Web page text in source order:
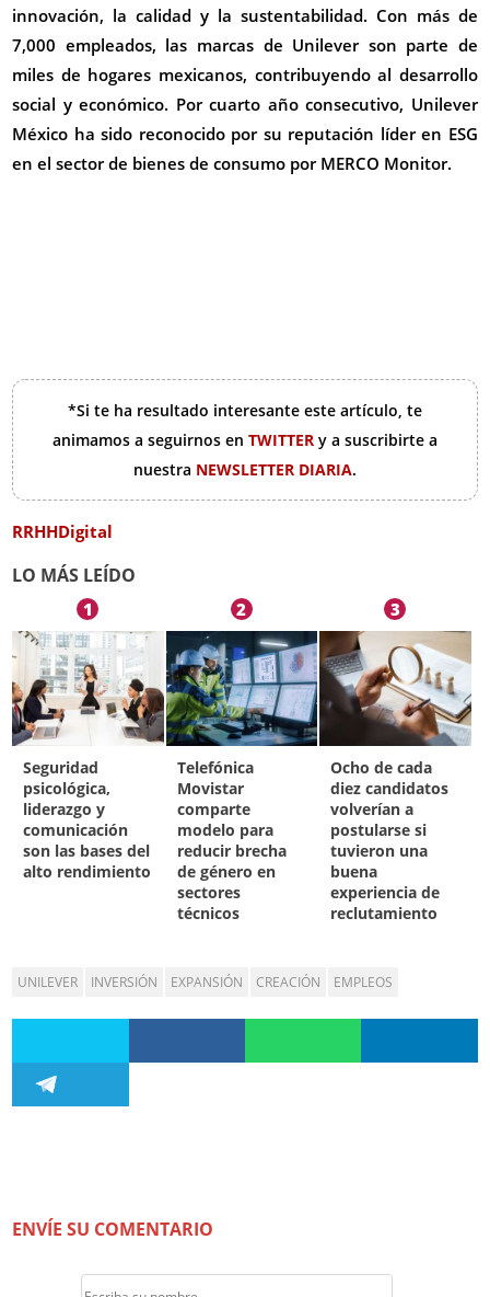
innovación, la calidad y la sustentabilidad. Con más de
7,000 empleados, las marcas de Unilever son parte de
miles de hogares mexicanos, contribuyendo al desarrollo
social y económico. Por cuarto año consecutivo, Unilever
México ha sido reconocido por su reputación líder en ESG
en el sector de bienes de consumo por MERCO Monitor.
*Si te ha resultado interesante este artículo, te
animamos a seguirnos en TWITTER y a suscribirte a
nuestra NEWSLETTER DIARIA.
RRHHDigital
LO MÁS LEÍDO
1
Seguridad
psicológica,
liderazgo y
comunicación
son las bases del
alto rendimiento
2
Telefónica
Movistar
comparte
modelo para
reducir brecha
de género en
sectores
técnicos
3
Ocho de cada
diez candidatos
volverían a
postularse si
tuvieron una
buena
experiencia de
reclutamiento
UNILEVER INVERSIÓN EXPANSIÓN CREACIÓN EMPLEOS
ENVÍE SU COMENTARIO